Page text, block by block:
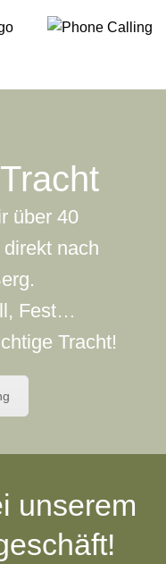
über 40
nach
Fest…
Tracht!
unserem